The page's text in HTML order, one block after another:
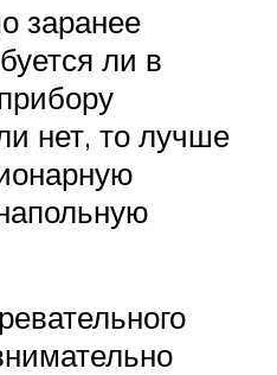
заранее
ли в
нет, то лучше